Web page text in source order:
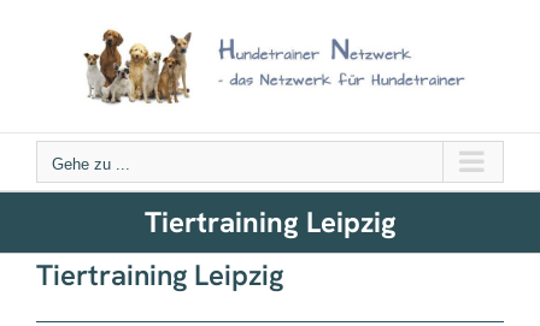
Gehe zu ...
Tiertraining Leipzig
Tiertraining Leipzig